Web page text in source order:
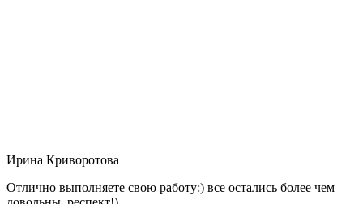
Ирина Криворотова
Отлично выполняете свою работу:) все остались более чем